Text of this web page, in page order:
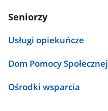
Seniorzy
Usługi opiekuńcze
Dom Pomocy Społecznej
Ośrodki wsparcia